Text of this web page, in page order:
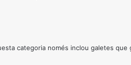
categoria només inclou galetes